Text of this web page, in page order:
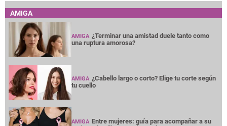
AMIGA
AMIGA ¿Terminar una amistad duele tanto como
una ruptura amorosa?
AMIGA ¿Cabello largo o corto? Elige tu corte según
tu cuello
AMIGA Entre mujeres: guía para acompañar a su